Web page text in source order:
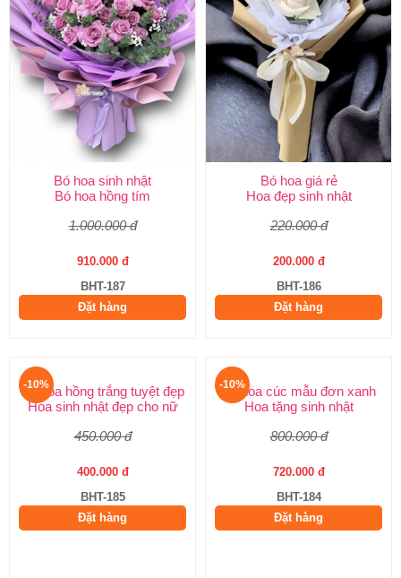
Bó hoa sinh nhật
Bó hoa hồng tím
1.000.000 đ
910.000 đ
BHT-187
Đặt hàng
Bó hoa giá rẻ
Hoa đẹp sinh nhật
220.000 đ
200.000 đ
BHT-186
Đặt hàng
-10% -10%
Bó hoa cúc mẫu đơn xanh
Hoa tặng sinh nhật
800.000 đ
720.000 đ
BHT-184
Đặt hàng